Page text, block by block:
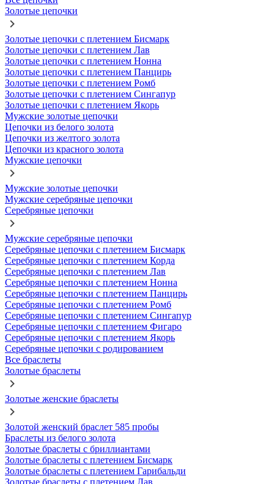
Золотые цепочки
Золотые цепочки с плетением Бисмарк
Золотые цепочки с плетением Лав
Золотые цепочки с плетением Нонна
Золотые цепочки с плетением Панцирь
Золотые цепочки с плетением Ромб
Золотые цепочки с плетением Сингапур
Золотые цепочки с плетением Якорь
Мужские золотые цепочки
Цепочки из белого золота
Цепочки из желтого золота
Цепочки из красного золота
Мужские цепочки
Мужские золотые цепочки
Мужские серебряные цепочки
Серебряные цепочки
Мужские серебряные цепочки
Серебряные цепочки с плетением Бисмарк
Серебряные цепочки с плетением Корда
Серебряные цепочки с плетением Лав
Серебряные цепочки с плетением Нонна
Серебряные цепочки с плетением Панцирь
Серебряные цепочки с плетением Ромб
Серебряные цепочки с плетением Сингапур
Серебряные цепочки с плетением Фигаро
Серебряные цепочки с плетением Якорь
Серебряные цепочки с родированием
Все браслеты
Золотые браслеты
Золотые женские браслеты
Золотой женский браслет 585 пробы
Браслеты из белого золота
Золотые браслеты с бриллиантами
Золотые браслеты с плетением Бисмарк
Золотые браслеты с плетением Гарибальди
Золотые браслеты с плетением Лав